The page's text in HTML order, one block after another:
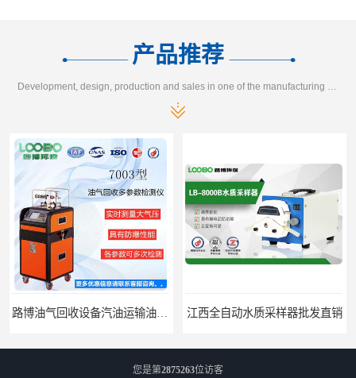
产品推荐
江西全自动水质采样器批发直销
您是第2875263位访客